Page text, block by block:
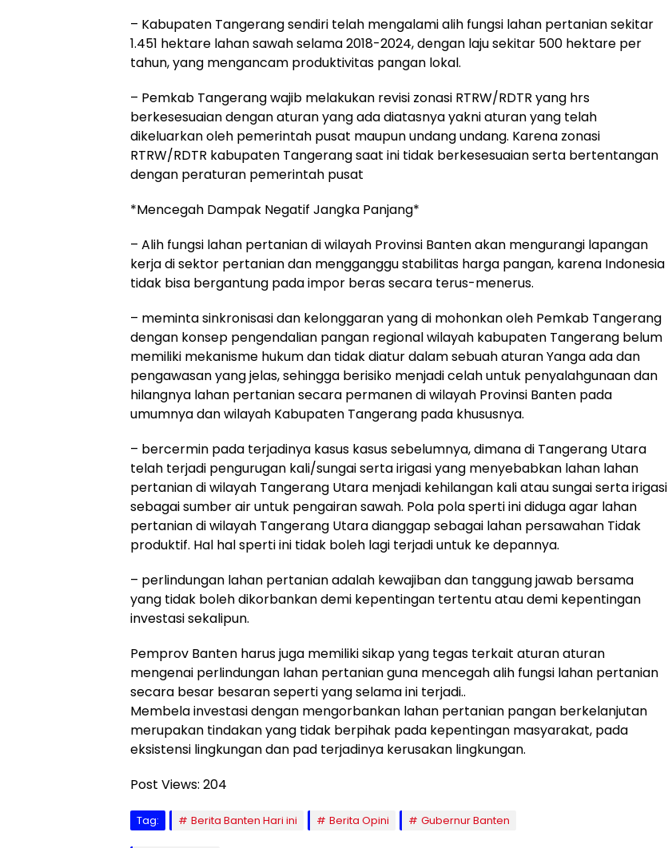
– Kabupaten Tangerang sendiri telah mengalami alih fungsi lahan pertanian sekitar
1.451 hektare lahan sawah selama 2018-2024, dengan laju sekitar 500 hektare per
tahun, yang mengancam produktivitas pangan lokal.
– Pemkab Tangerang wajib melakukan revisi zonasi RTRW/RDTR yang hrs
berkesesuaian dengan aturan yang ada diatasnya yakni aturan yang telah
dikeluarkan oleh pemerintah pusat maupun undang undang. Karena zonasi
RTRW/RDTR kabupaten Tangerang saat ini tidak berkesesuaian serta bertentangan
dengan peraturan pemerintah pusat
*Mencegah Dampak Negatif Jangka Panjang*
– Alih fungsi lahan pertanian di wilayah Provinsi Banten akan mengurangi lapangan
kerja di sektor pertanian dan mengganggu stabilitas harga pangan, karena Indonesia
tidak bisa bergantung pada impor beras secara terus-menerus.
– meminta sinkronisasi dan kelonggaran yang di mohonkan oleh Pemkab Tangerang
dengan konsep pengendalian pangan regional wilayah kabupaten Tangerang belum
memiliki mekanisme hukum dan tidak diatur dalam sebuah aturan Yanga ada dan
pengawasan yang jelas, sehingga berisiko menjadi celah untuk penyalahgunaan dan
hilangnya lahan pertanian secara permanen di wilayah Provinsi Banten pada
umumnya dan wilayah Kabupaten Tangerang pada khususnya.
– bercermin pada terjadinya kasus kasus sebelumnya, dimana di Tangerang Utara
telah terjadi pengurugan kali/sungai serta irigasi yang menyebabkan lahan lahan
pertanian di wilayah Tangerang Utara menjadi kehilangan kali atau sungai serta irigasi
sebagai sumber air untuk pengairan sawah. Pola pola sperti ini diduga agar lahan
pertanian di wilayah Tangerang Utara dianggap sebagai lahan persawahan Tidak
produktif. Hal hal sperti ini tidak boleh lagi terjadi untuk ke depannya.
– perlindungan lahan pertanian adalah kewajiban dan tanggung jawab bersama
yang tidak boleh dikorbankan demi kepentingan tertentu atau demi kepentingan
investasi sekalipun.
Pemprov Banten harus juga memiliki sikap yang tegas terkait aturan aturan
mengenai perlindungan lahan pertanian guna mencegah alih fungsi lahan pertanian
secara besar besaran seperti yang selama ini terjadi..
Membela investasi dengan mengorbankan lahan pertanian pangan berkelanjutan
merupakan tindakan yang tidak berpihak pada kepentingan masyarakat, pada
eksistensi lingkungan dan pad terjadinya kerusakan lingkungan.
Post Views: 204
Tag: Berita Banten Hari ini Berita Opini Gubernur Banten